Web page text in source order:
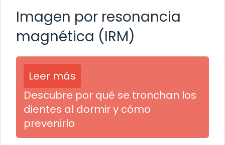
Imagen por resonancia
magnética (IRM)
Leer más
Descubre por qué se tronchan los
dientes al dormir y cómo
prevenirlo